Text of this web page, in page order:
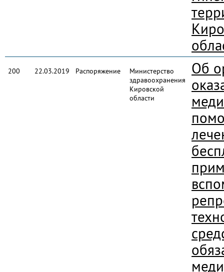
200 22.03.2019 Распоряжение
Министерство
здравоохранения
Кировской
области
Об